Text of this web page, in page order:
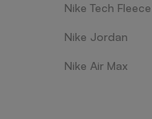
Nike Tech Fleece
Nike Jordan
Nike Air Max